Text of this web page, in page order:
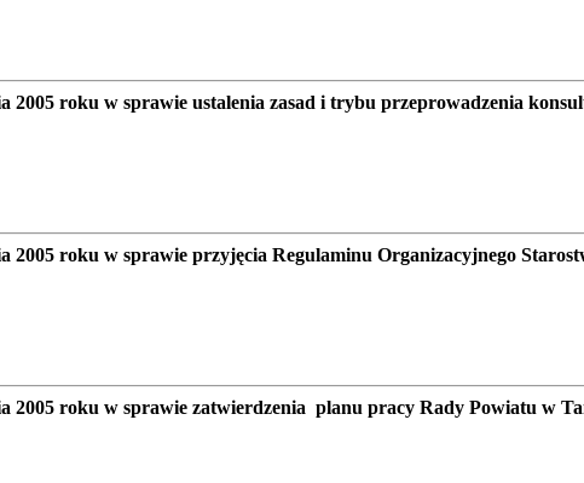
roku w sprawie ustalenia zasad i trybu przeprowadzenia
roku w sprawie przyjęcia Regulaminu Organizacyjnego
roku w sprawie zatwierdzenia planu pracy Rady Powiatu w